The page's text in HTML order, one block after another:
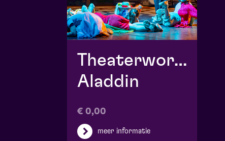
Theaterworkshop
Aladdin
€ 0,00
meer informatie